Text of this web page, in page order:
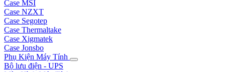
Case MSI
Case NZXT
Case Segotep
Case Thermaltake
Case Xigmatek
Case Jonsbo
Phụ Kiện Máy Tính
Bộ lưu điện - UPS